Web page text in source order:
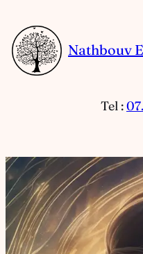
au
contenu
Nathbouv
Tel :